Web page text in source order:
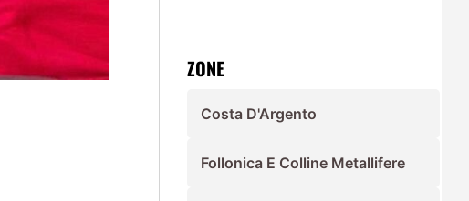
ZONE
Costa D'Argento
Follonica E Colline Metallifere